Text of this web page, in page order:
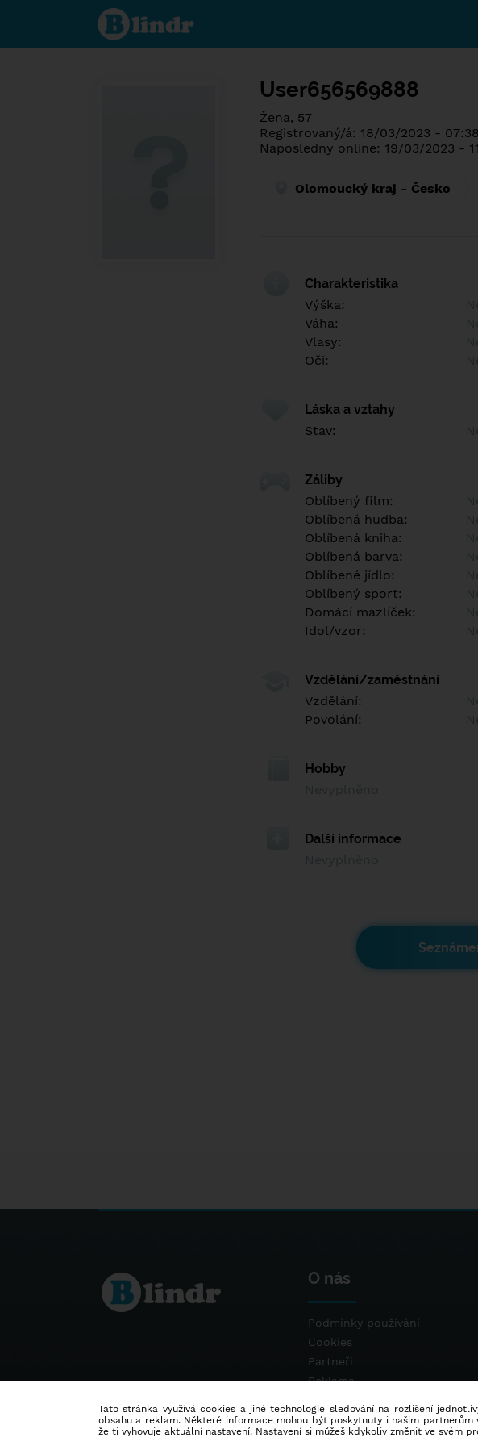
Poznej co je
pod maskou.
Seznamovací
User656569888
Žena, 57
Registrovaný/á: 18/03/2023 - 07:38
Naposledny online: 19/03/2023 -
Olomoucký kraj - Česko
Charakteristika
Výška:
Váha:
Vlasy:
Oči:
Láska a vztahy
Stav:
Záliby
Oblíbený film:
Oblíbená hudba:
Oblíbená kniha:
Oblíbená barva:
Oblíbené jídlo:
Oblíbený sport:
Domácí mazlíček:
Idol/vzor:
Vzdělání/zaměstnání
Vzdělání:
Povolání:
Hobby
Další informace
O nás
Podmínky používání
Cookies
Partneři
Reklama
Tato stránka využívá cookies a jiné technologie sledování na rozlišení
obsahu a reklam. Některé informace mohou být poskytnuty i našim
že ti vyhovuje aktuální nastavení. Nastavení si můžeš kdykoliv změnit ve svém